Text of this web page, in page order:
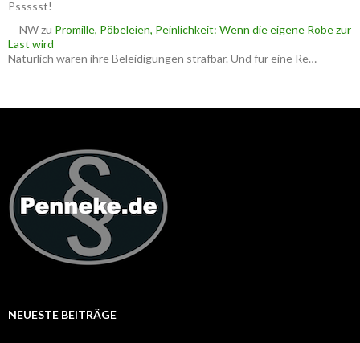
Pssssst!
NWzu Promille, Pöbeleien, Peinlichkeit: Wenn die eigene Robe zur
Last wird
Natürlich waren ihre Beleidigungen strafbar. Und für eine Re…
NEUESTE BEITRÄGE